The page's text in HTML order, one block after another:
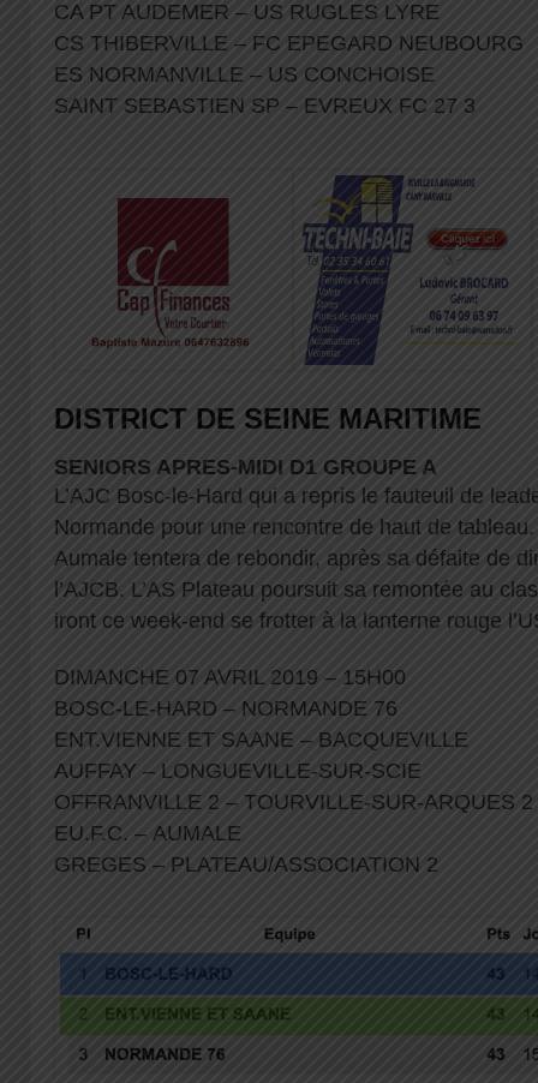
CA PT AUDEMER – US RUGLES LYRE
CS THIBERVILLE – FC EPEGARD NEUBOURG
ES NORMANVILLE – US CONCHOISE
SAINT SEBASTIEN SP – EVREUX FC 27 3
DISTRICT DE SEINE MARITIME
SENIORS APRES-MIDI D1 GROUPE A
L’AJC Bosc-le-Hard qui a repris le fauteuil de
Normande pour une rencontre de haut de tableau.
Aumale tentera de rebondir, après sa défaite de
l’AJCB. L’AS Plateau poursuit sa remontée au
iront ce week-end se frotter à la lanterne rouge
DIMANCHE 07 AVRIL 2019 – 15H00
BOSC-LE-HARD – NORMANDE 76
ENT.VIENNE ET SAANE – BACQUEVILLE
AUFFAY – LONGUEVILLE-SUR-SCIE
OFFRANVILLE 2 – TOURVILLE-SUR-ARQUES 2
EU.F.C. – AUMALE
GREGES – PLATEAU/ASSOCIATION 2